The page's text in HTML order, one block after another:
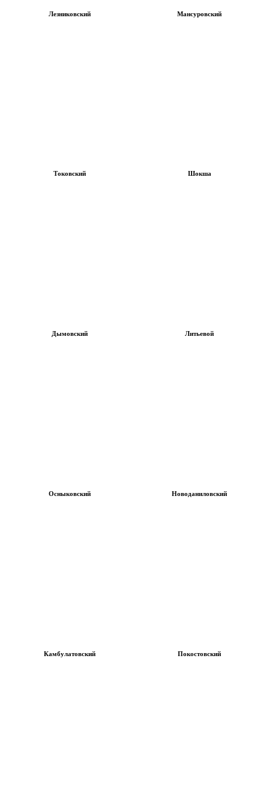
Лезниковский Мансуровский
Токовский Шокша
Дымовский Литьевой
Осныковский Новоданиловский
Камбулатовский Покостовский